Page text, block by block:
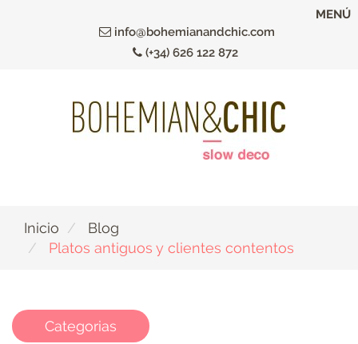
info@bohemianandchic.com
(+34) 626 122 872
MENÚ
Inicio
Blog
Platos antiguos y clientes contentos
Categorias